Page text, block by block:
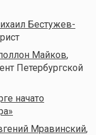
Бестужев-
Майков,
Петербургской
начато
Мравинский,